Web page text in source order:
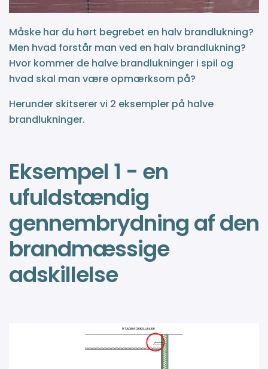
Måske har du hørt begrebet en halv brandlukning?
Men hvad forstår man ved en halv brandlukning?
Hvor kommer de halve brandlukninger i spil og
hvad skal man være opmærksom på?
Herunder skitserer vi 2 eksempler på halve
brandlukninger.
Eksempel 1 - en
ufuldstændig
gennembrydning af den
brandmæssige
adskillelse